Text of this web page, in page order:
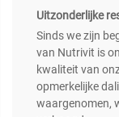
Uitzonderlijke
Sinds we zijn
van Nutrivit is
kwaliteit van
opmerkelijke
waargenomen,